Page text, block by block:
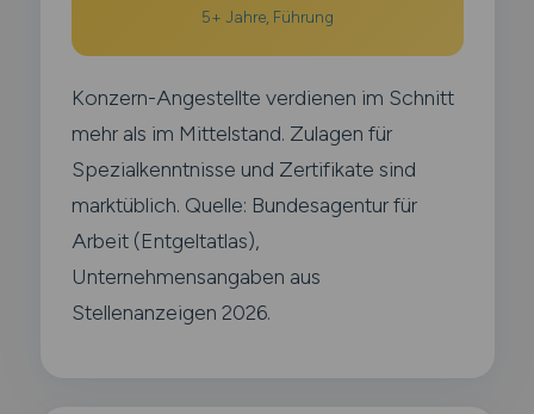
5+ Jahre, Führung
Konzern-Angestellte verdienen im Schnitt
mehr als im Mittelstand. Zulagen für
Spezialkenntnisse und Zertifikate sind
marktüblich. Quelle: Bundesagentur für
Arbeit (Entgeltatlas),
Unternehmensangaben aus
Stellenanzeigen 2026.